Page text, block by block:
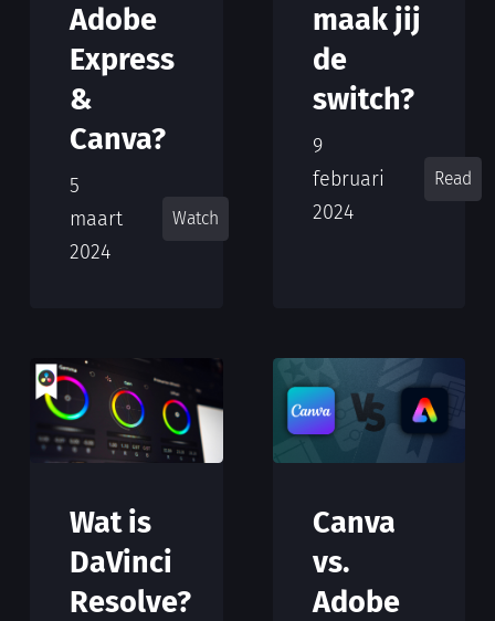
Adobe
Express
&
Canva?
5
maart
2024
Watch
maak jij
de
switch?
9
februari
2024
Read
Wat is
DaVinci
Resolve?
Canva
vs.
Adobe